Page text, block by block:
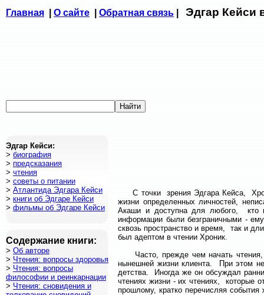
C точки зрения Эдгара Кейса,
жизни определенных личностей,
Акаши и доступна для любого, кто
информации были безграничными -
сквозь пространство и время, так и
был адептом в чтении Хроник.
Часто, прежде чем начать чтения,
нынешней жизни клиента. При этом
детства. Иногда же он обсуждал
чтениях жизни - их чтениях, которые
прошлому, кратко перечисляя
Содержание книги:
> Об авторе
> Чтения: вопросы здоровья
> Чтения: вопросы
философии и реинкарнации
> Чтения: сновидения и
Эдгар Кейси:
> биография
> предсказания
> чтения
> советы о питании
> Атлантида Эдгара Кейси
> книги об Эдгаре Кейси
> фильмы об Эдгаре Кейси
Главная О сайте Обратная связь Эдгар Кейси